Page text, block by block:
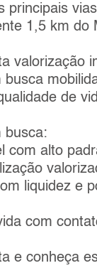
principais
1,5 km do
valorização
busca
de
busca:
com alto
liquidez e
com
e conheça